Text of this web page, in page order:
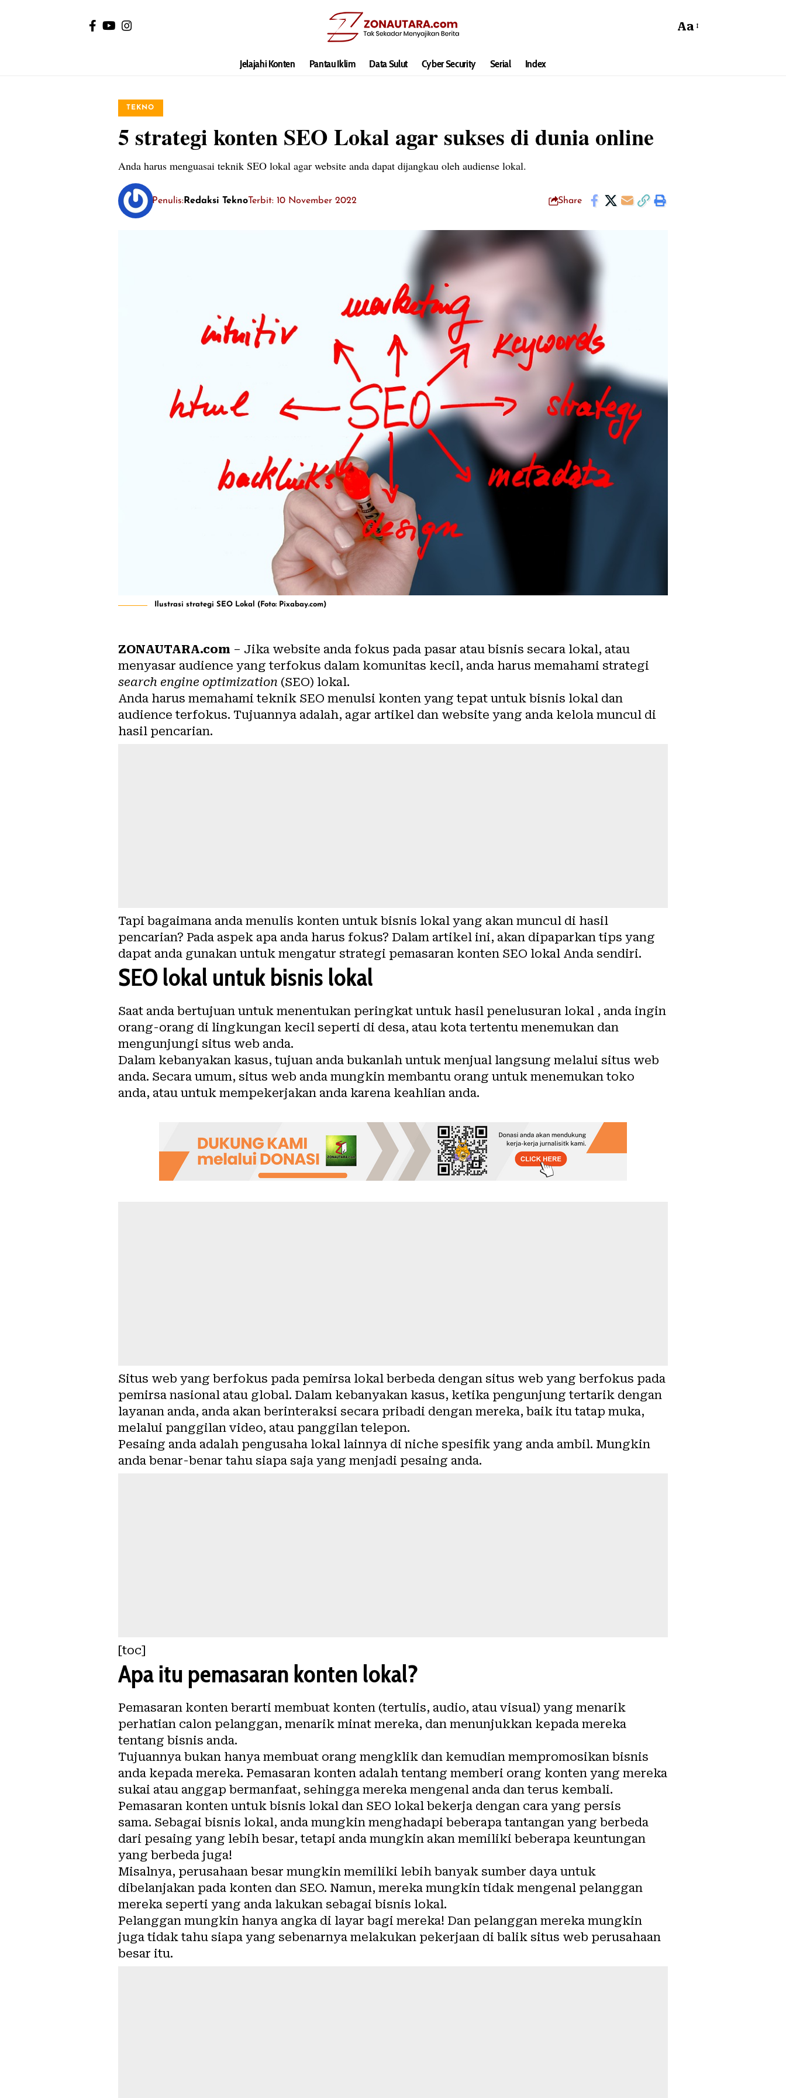
Aa
Jelajahi Konten Pantau Iklim Data Sulut Cyber Security Serial Index
TEKNO
5 strategi konten SEO Lokal agar sukses di dunia online
Anda harus menguasai teknik SEO lokal agar website anda dapat dijangkau oleh audiense lokal.
Penulis:Redaksi Tekno Terbit: 10 November 2022 Share
Ilustrasi strategi SEO Lokal (Foto: Pixabay.com)
ZONAUTARA.com – Jika website anda fokus pada pasar atau bisnis secara lokal, atau
menyasar audience yang terfokus dalam komunitas kecil, anda harus memahami strategi
search engine optimization (SEO) lokal.
Anda harus memahami teknik SEO menulsi konten yang tepat untuk bisnis lokal dan
audience terfokus. Tujuannya adalah, agar artikel dan website yang anda kelola muncul di
hasil pencarian.
Tapi bagaimana anda menulis konten untuk bisnis lokal yang akan muncul di hasil
pencarian? Pada aspek apa anda harus fokus? Dalam artikel ini, akan dipaparkan tips yang
dapat anda gunakan untuk mengatur strategi pemasaran konten SEO lokal Anda sendiri.
SEO lokal untuk bisnis lokal
Saat anda bertujuan untuk menentukan peringkat untuk hasil penelusuran lokal , anda ingin
orang-orang di lingkungan kecil seperti di desa, atau kota tertentu menemukan dan
mengunjungi situs web anda.
Dalam kebanyakan kasus, tujuan anda bukanlah untuk menjual langsung melalui situs web
anda. Secara umum, situs web anda mungkin membantu orang untuk menemukan toko
anda, atau untuk mempekerjakan anda karena keahlian anda.
Situs web yang berfokus pada pemirsa lokal berbeda dengan situs web yang berfokus pada
pemirsa nasional atau global. Dalam kebanyakan kasus, ketika pengunjung tertarik dengan
layanan anda, anda akan berinteraksi secara pribadi dengan mereka, baik itu tatap muka,
melalui panggilan video, atau panggilan telepon.
Pesaing anda adalah pengusaha lokal lainnya di niche spesifik yang anda ambil. Mungkin
anda benar-benar tahu siapa saja yang menjadi pesaing anda.
[toc]
Apa itu pemasaran konten lokal?
Pemasaran konten berarti membuat konten (tertulis, audio, atau visual) yang menarik
perhatian calon pelanggan, menarik minat mereka, dan menunjukkan kepada mereka
tentang bisnis anda.
Tujuannya bukan hanya membuat orang mengklik dan kemudian mempromosikan bisnis
anda kepada mereka. Pemasaran konten adalah tentang memberi orang konten yang mereka
sukai atau anggap bermanfaat, sehingga mereka mengenal anda dan terus kembali.
Pemasaran konten untuk bisnis lokal dan SEO lokal bekerja dengan cara yang persis
sama. Sebagai bisnis lokal, anda mungkin menghadapi beberapa tantangan yang berbeda
dari pesaing yang lebih besar, tetapi anda mungkin akan memiliki beberapa keuntungan
yang berbeda juga!
Misalnya, perusahaan besar mungkin memiliki lebih banyak sumber daya untuk
dibelanjakan pada konten dan SEO. Namun, mereka mungkin tidak mengenal pelanggan
mereka seperti yang anda lakukan sebagai bisnis lokal.
Pelanggan mungkin hanya angka di layar bagi mereka! Dan pelanggan mereka mungkin
juga tidak tahu siapa yang sebenarnya melakukan pekerjaan di balik situs web perusahaan
besar itu.